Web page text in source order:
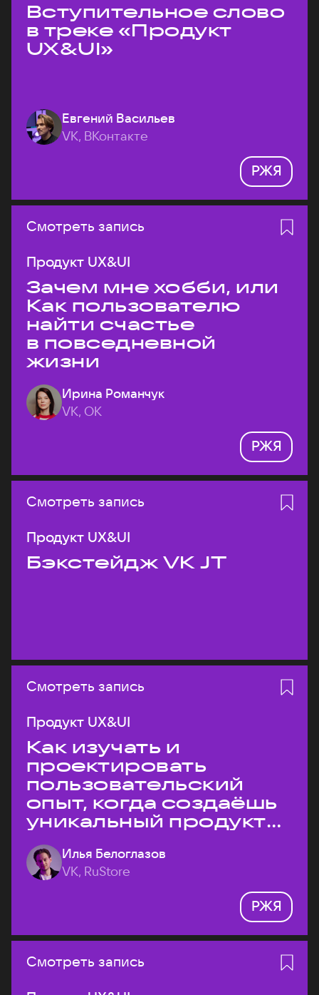
Вступительное слово
в треке «Продукт
UX&UI»
Евгений Васильев
VK, ВКонтакте
РЖЯ
Смотреть запись
Продукт UX&UI
Зачем мне хобби, или
Как пользователю
найти счастье
в повседневной
жизни
Ирина Романчук
VK, ОК
РЖЯ
Смотреть запись
Продукт UX&UI
Бэкстейдж VK JT
Смотреть запись
Продукт UX&UI
Как изучать и
проектировать
пользовательский
опыт, когда создаёшь
уникальный продукт
на рынке?
Илья Белоглазов
VK, RuStore
РЖЯ
Смотреть запись